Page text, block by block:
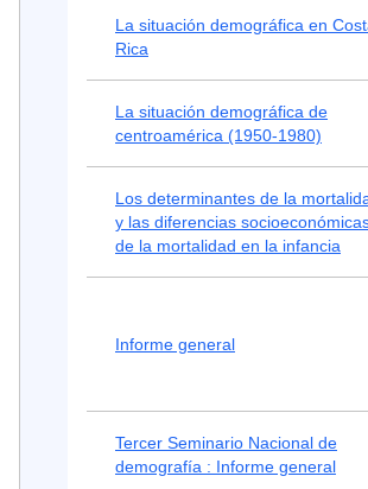
La situación demográfica en
Rica
La situación demográfica de
centroamérica (1950-1980)
Los determinantes de la
y las diferencias
de la mortalidad en la infancia
Informe general
Tercer Seminario Nacional de
demografía : Informe general